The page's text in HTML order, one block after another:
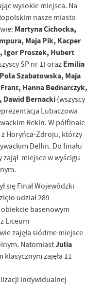
wysokie miejsca. Na
nasze miasto
Martyna Cichocka,
Maja Pik, Kacper
Igor Proszek, Hubert
SP nr 1) oraz Emilia
Szabatowska, Maja
Hanna Bednarczyk,
Dawid Bernacki(wszyscy
Lubaczowa
Rekin. W półfinale
Horyńca-Zdroju, którzy
Delfin. Do finału
zajął miejsce w wyścigu
się Finał Wojewódzki
udział 289
basenowym
Liceum
zajęła siódme miejsce
NatomiastJulia
zajęła 11
indywidualnej